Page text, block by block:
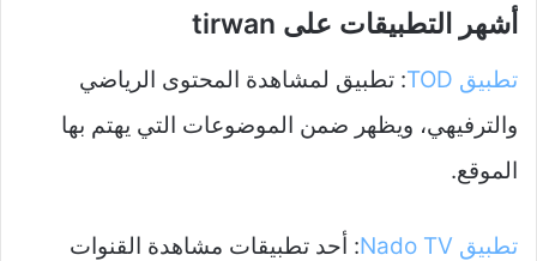
أشهر التطبيقات على tirwan
تطبيق TOD
: تطبيق لمشاهدة المحتوى الرياضي
والترفيهي، ويظهر ضمن الموضوعات التي يهتم بها
الموقع.
تطبيق Nado TV
: أحد تطبيقات مشاهدة القنوات